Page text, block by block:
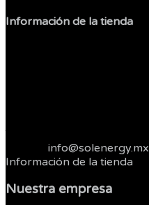
Información de la tienda
info@solenergy.mx
Información de la tienda
Nuestra empresa